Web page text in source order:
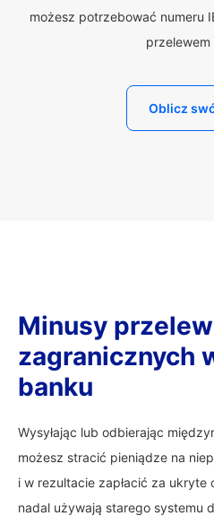
możesz potrzebować numeru
przelewem
Oblicz
Minusy
zagranicznych
banku
Wysyłając lub odbierając
możesz stracić pieniądze na
i w rezultacie zapłacić za ukryte
nadal używają starego systemu